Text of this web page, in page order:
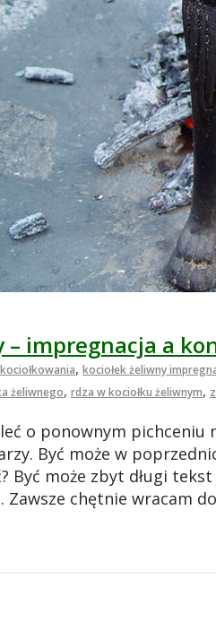
– impregnacja a
, kociołek żeliwny
żeliwnego, rdza w kociołku żeliwnym,
o ponownym pichceniu
Być może w
Być może zbyt długi
Zawsze chętnie wracam